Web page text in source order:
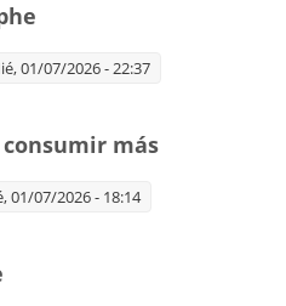
01/07/2026 - 22:37
más
01/07/2026 - 18:14